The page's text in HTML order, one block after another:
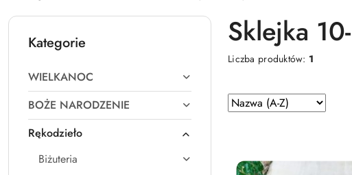
Kategorie
WIELKANOC
BOŻE NARODZENIE
Rękodzieło
Biżuteria
Sklejka
Liczba produktów: 1
Zastosowano
sortowanie:
Z).
Sortuj
według